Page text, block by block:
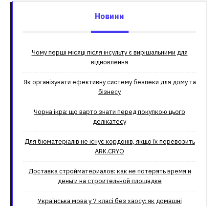
Новини
Чому перші місяці після інсульту є вирішальними для
відновлення
Як організувати ефективну систему безпеки для дому та
бізнесу
Чорна ікра: що варто знати перед покупкою цього
делікатесу
Для біоматеріалів не існує кордонів, якщо їх перевозить
ARK.CRYO
Доставка стройматериалов: как не потерять время и
деньги на строительной площадке
Українська мова у 7 класі без хаосу: як домашні